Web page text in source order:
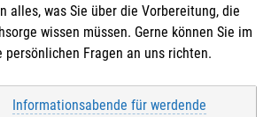
alles, was Sie über die Vorbereitung, die
wissen müssen. Gerne können Sie im
persönlichen Fragen an uns richten.
Informationsabende für werdende